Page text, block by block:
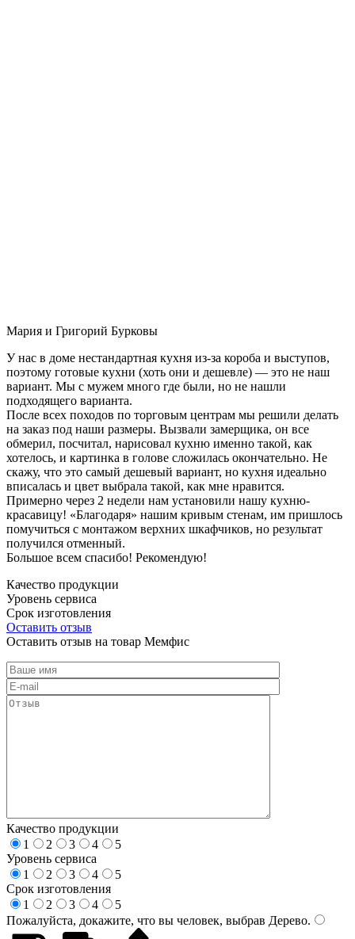
Мария и Григорий Бурковы
У нас в доме нестандартная кухня из-за короба и выступов,
поэтому готовые кухни (хоть они и дешевле) — это не наш
вариант. Мы с мужем много где были, но не нашли
подходящего варианта.
После всех походов по торговым центрам мы решили делать
на заказ под наши размеры. Вызвали замерщика, он все
обмерил, посчитал, нарисовал кухню именно такой, как
хотелось, и картинка в голове сложилась окончательно. Не
скажу, что это самый дешевый вариант, но кухня идеально
вписалась и цвет выбрала такой, как мне нравится.
Примерно через 2 недели нам установили нашу кухню-
красавицу! «Благодаря» нашим кривым стенам, им пришлось
помучиться с монтажом верхних шкафчиков, но результат
получился отменный.
Большое всем спасибо! Рекомендую!
Качество продукции
Уровень сервиса
Срок изготовления
Оставить отзыв
Оставить отзыв на товар Мемфис
Качество продукции
1
2 3 4
5
Уровень сервиса
1
2 3 4
5
Срок изготовления
1
2 3 4
5
Пожалуйста, докажите, что вы человек, выбрав Дерево.